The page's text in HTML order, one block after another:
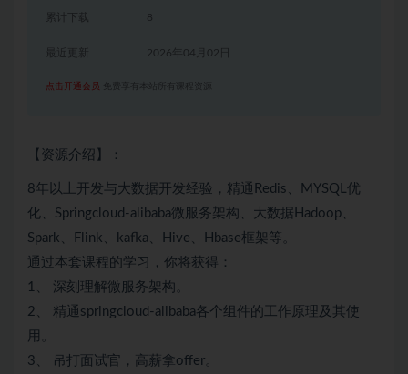
累计下载 8
2026年04月02日
点击开通会员 免费享有本站所有课程资源
【资源介绍】：
8年以上开发与大数据开发经验，精通Redis、MYSQL优
化、Springcloud-alibaba微服务架构、大数据Hadoop、
Spark、Flink、kafka、Hive、Hbase框架等。
通过本套课程的学习，你将获得：
1、 深刻理解微服务架构。
2、 精通springcloud-alibaba各个组件的工作原理及其使
用。
3、 吊打面试官，高薪拿offer。